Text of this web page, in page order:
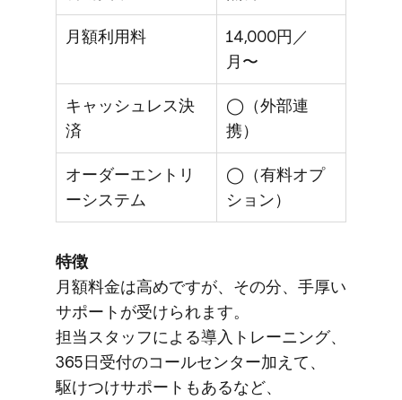
月額利用料
14,000円／
月〜
キャッシュレス決
済
◯（外部連
携）
オーダーエントリ
ーシステム
◯（有料オプ
ション）
特徴
月額料金は​高めですが、​その分、​手厚い​
サポートが​受けられます。​
担当スタッフに​よる​導入トレーニング、​
365日受付の​コールセンター加えて、​
駆けつけサポートも​あるなど、​